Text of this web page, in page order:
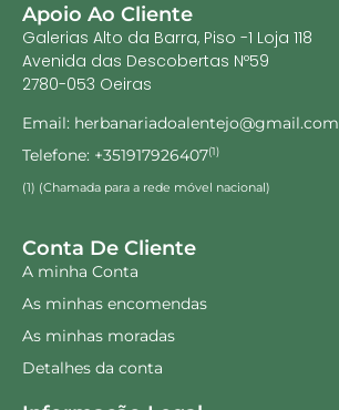
Apoio Ao Cliente
Galerias Alto da Barra, Piso -1 Loja 118
Avenida das Descobertas Nº59
2780-053 Oeiras
Email: herbanariadoalentejo@gmail.com
Telefone: +351917926407(1)
(1) (Chamada para a rede móvel nacional)
Conta De Cliente
A minha Conta
As minhas encomendas
As minhas moradas
Detalhes da conta